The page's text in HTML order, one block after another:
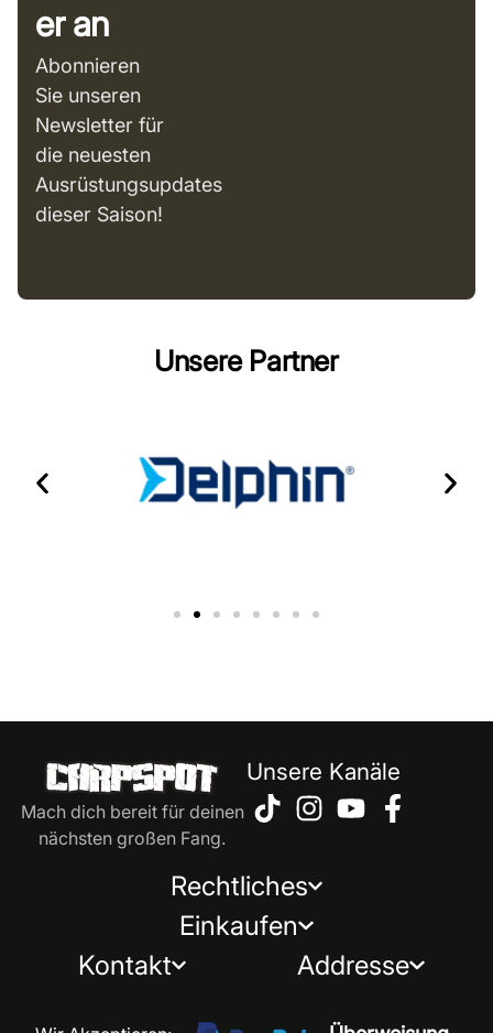
er an
Abonnieren
Sie unseren
Newsletter für
die neuesten
Ausrüstungsupdates
dieser Saison!
Unsere Partner
Mach dich bereit für deinen
nächsten großen Fang.
Unsere Kanäle
Rechtliches
Einkaufen
Kontakt
Addresse